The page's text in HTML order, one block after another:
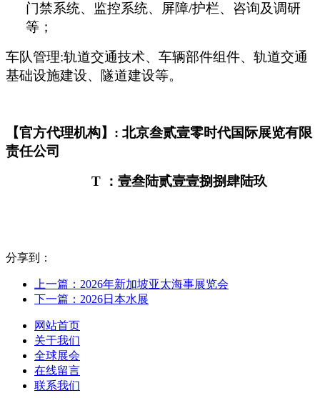
门禁系统、监控系统、屏障/护栏、咨询及调研
等；
车队管理:轨道交通技术、车辆部件组件、轨道交通
基础设施建设、隧道建设等。
【官方代理机构】: 北京叁贰壹零时代国际展览有限
责任公司
T
：壹叁陆贰壹壹捌捌肆陆玖
分享到：
上一篇：2026年新加坡亚太海事展览会
下一篇：2026日本水展
网站首页
关于我们
全球展会
在线留言
联系我们